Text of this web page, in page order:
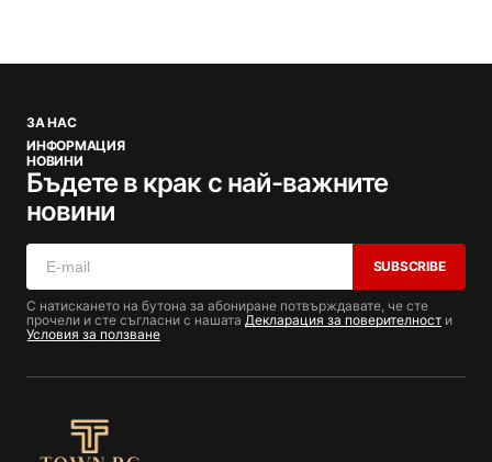
ЗА НАС
ИНФОРМАЦИЯ
НОВИНИ
Бъдете в крак с най-важните
новини
SUBSCRIBE
С натискането на бутона за абониране потвърждавате, че сте
прочели и сте съгласни с нашата Декларация за поверителност и
Условия за ползване